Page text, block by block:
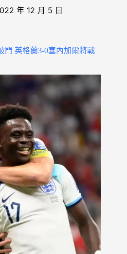
年 12 月 5 日
門 英格蘭3-0塞內加爾將戰